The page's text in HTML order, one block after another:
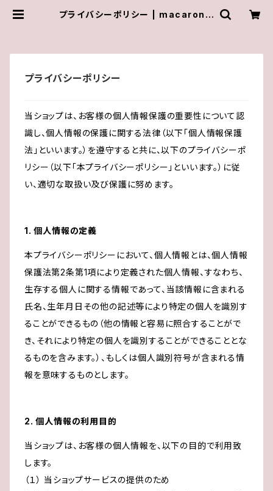
プライバシーポリシー | macaron o
プライバシーポリシー
当ショップは、お客様の個人情報保護の重要性について認
識し、個人情報の保護に関する法律（以下「個人情報保護
法」といいます。）を遵守すると共に、以下のプライバシーポ
リシー（以下「本プライバシーポリシー」といいます。）に従
い、適切な取扱い及び保護に努めます。
1. 個人情報の定義
本プライバシーポリシーにおいて、個人情報とは、個人情報
保護法第2条第1項により定義された個人情報、すなわち、
生存する個人に関する情報であって、当該情報に含まれる
氏名、生年月日その他の記述等により特定の個人を識別す
ることができるもの（他の情報と容易に照合することがで
き、それにより特定の個人を識別することができることとな
るものを含みます。）、もしくは個人識別符号が含まれる情
報を意味するものとします。
2. 個人情報の利用目的
当ショップは、お客様の個人情報を、以下の目的で利用致
します。
（１） 当ショップサービスの提供のため